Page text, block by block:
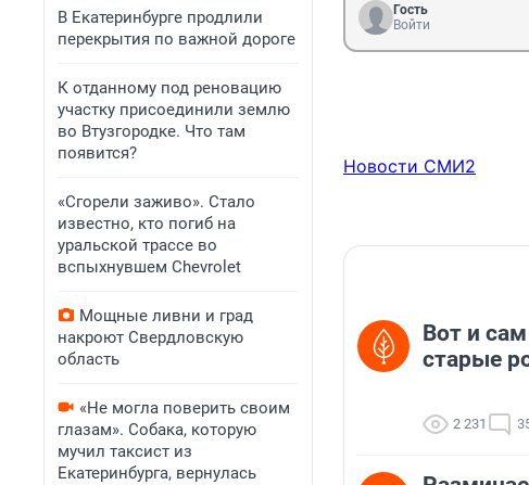
В Екатеринбурге продлили
перекрытия по важной дороге
К отданному под реновацию
участку присоединили землю
во Втузгородке. Что там
появится?
«Сгорели заживо». Стало
известно, кто погиб на
уральской трассе во
вспыхнувшем Chevrolet
Мощные ливни и град
накроют Свердловскую
область
«Не могла поверить своим
глазам». Собака, которую
мучил таксист из
Екатеринбурга, вернулась
Гость
Войти
Новости СМИ2
Вот и
старые
2 231